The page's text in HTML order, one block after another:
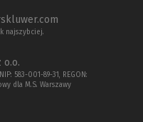
najszybciej.
583-001-89-31, REGON:
dla M.S. Warszawy